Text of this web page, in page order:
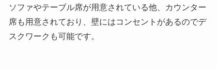
ソファやテーブル席が用意されている他、カウンター
席も用意されており、壁にはコンセントがあるのでデ
スクワークも可能です。